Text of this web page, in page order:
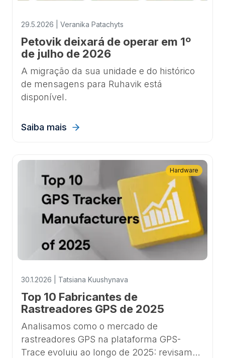
29.5.2026 | Veranika Patachyts
Petovik deixará de operar em 1º
de julho de 2026
A migração da sua unidade e do histórico
de mensagens para Ruhavik está
disponível.
Saiba mais
30.1.2026 | Tatsiana Kuushynava
Top 10 Fabricantes de
Rastreadores GPS de 2025
Analisamos como o mercado de
rastreadores GPS na plataforma GPS-
Trace evoluiu ao longo de 2025: revisamos
Hardware